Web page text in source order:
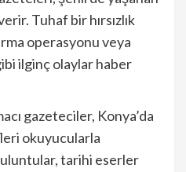
Tuhaf bir hırsızlık
operasyonu veya
ilginç olaylar haber
gazeteciler, Konya’da
okuyucularla
tarihi eserler